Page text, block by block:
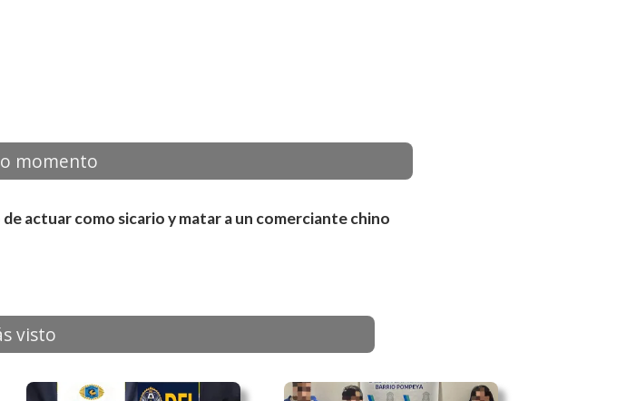
momento
actuar como sicario y matar a un comerciante chino
visto